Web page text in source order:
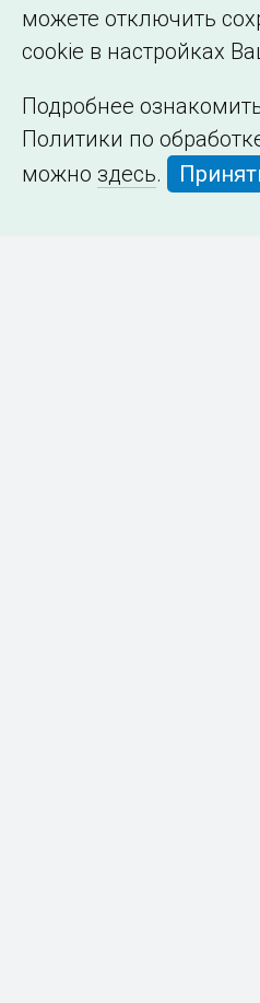
можете отключить
cookie в настройках
Подробнее
Политики по
можно здесь.